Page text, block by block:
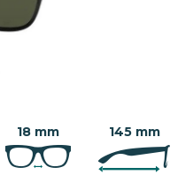
18 mm 145 mm